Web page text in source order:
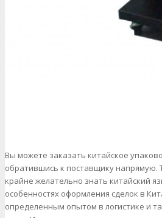
Вы можете заказать китайское
обратившись к поставщику напрямую.
крайне желательно знать китайский
особенностях оформления сделок в
определенным опытом в логистике и